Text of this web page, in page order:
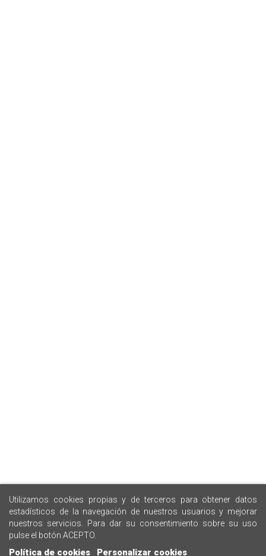
Utilizamos cookies propias y de terceros para obtener datos
estadísticos de la navegación de nuestros usuarios y mejorar
nuestros servicios. Para dar su consentimiento sobre su uso
pulse el botón ACEPTO.
Política de cookies Personalizar cookies